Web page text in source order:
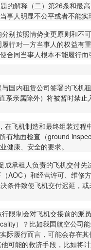
的解释（二）第26条和
人明显不公平或者不能
别按照情势变更原则和
行对一方当事人的权益
同当事人根本不能履行而
国内租赁公司签署的飞
亲属除外）将被暂时禁
在飞机制造和最终组装过
地面检查（ground
健康、安全的要求。
成承租人负责的飞机交付
AOC）和经营许可、维
件致使飞机交付迟延
限制会对飞机交接前的
）？比如我国航空公
际履行而言，可能会存
可能的救济手段，比如